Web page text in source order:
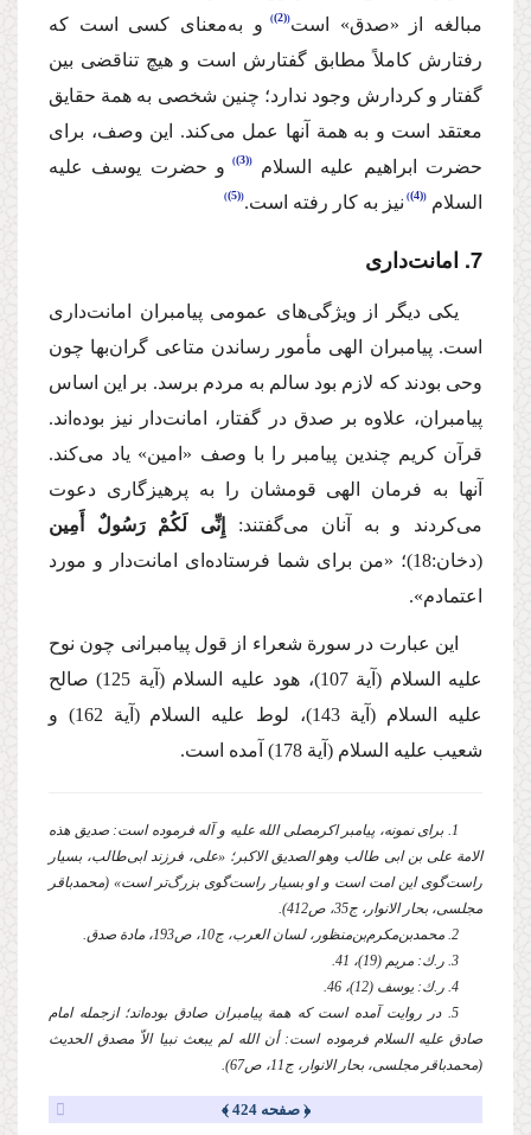
مبالغه از «صدق» است (2)
و به‌معنای كسی است كه
رفتارش كاملاً مطابق گفتارش است و هیچ‌ تناقضی بین
گفتار و كردارش وجود ندارد؛ چنین شخصی به همة حقایق
معتقد است و به همة آنها عمل می‌كند. این وصف، برای
حضرت ابراهیم
علیه السلام (3) و حضرت یوسف علیه
السلام
(4) نیز به كار رفته است. (5)
7. امانت‌داری
یكی دیگر از ویژگی‌های عمومی پیامبران امانت‌داری
است. پیامبران الهی مأمور رساندن متاعی گران‌بها چون
وحی بودند كه لازم بود سالم به مردم برسد. بر این اساس
پیامبران، علاوه بر صدق در گفتار، امانت‌دار نیز بوده‌اند.
قرآن كریم چندین پیامبر را با وصف «امین» یاد می‌كند.
آنها به فرمان الهی قومشان را به پرهیزگاری دعوت
می‌كردند و به آنان می‌گفتند:
إِنِّی لَكُمْ رَسُولٌ أَمِین
(دخان:18)؛
«من برای شما فرستاده‌ای امانت‌دار و مورد
اعتمادم».
این عبارت در سورة شعراء از قول پیامبرانی چون نوح
علیه السلام (آیة 107)، هود علیه السلام(آیة 125) صالح
علیه السلام (آیة 143)، لوط علیه السلام
(آیة 162) و
شعیب علیه السلام (آیة 178) آمده است.
1. برای نمونه، پیامبر اكرم صلی الله علیه و آله فرموده است: صدیق هذه
الامة علی ‌بن ‌ابی طالب وهو الصدیق الاكبر؛ «علی، فرزند ابی‌طالب، بسیار
راست‌گوی این امت است و او بسیار راست‌گوی بزرگ‌تر است» (محمدباقر
مجلسی، بحار الانوار، ج35، ص412).
2. محمدبن‌مكرم‌بن‌منظور، لسان العرب، ج10، ص193، مادة صدق.
3. ر.ك: مریم (19)، 41.
4. ر.ك: یوسف (12)، 46.
5. در روایت آمده است كه همة پیامبران صادق بوده‌اند؛ ازجمله امام
صادق علیه السلامفرموده است: أن الله لم یبعث نبیا الاّ مصدق الحدیث
(محمدباقر مجلسی، بحار الانوار، ج11، ص67).
﴿ صفحه 424 ﴾